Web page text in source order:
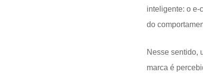
inteligente: o e-
do
Nesse sentido,
marca é